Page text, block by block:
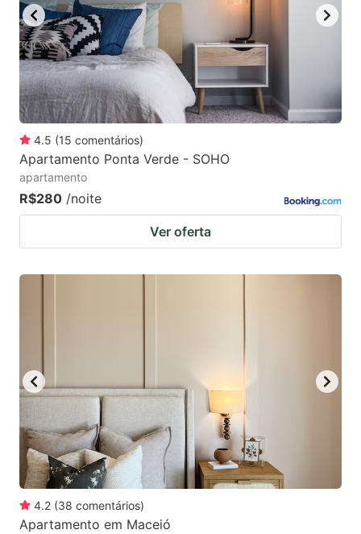
dates.
dates.
4.5 (15 comentários)
Apartamento Ponta Verde - SOHO
apartamento
R$280 /noite
Ver oferta
4.2 (38 comentários)
Apartamento em Maceió